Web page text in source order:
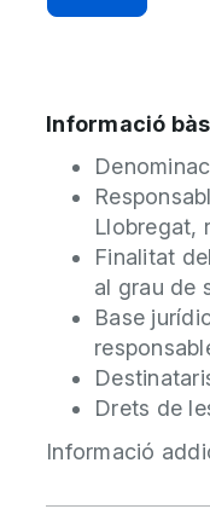
Informació
Llobregat,
Finalitat
al grau de
Base
Drets de
Informació